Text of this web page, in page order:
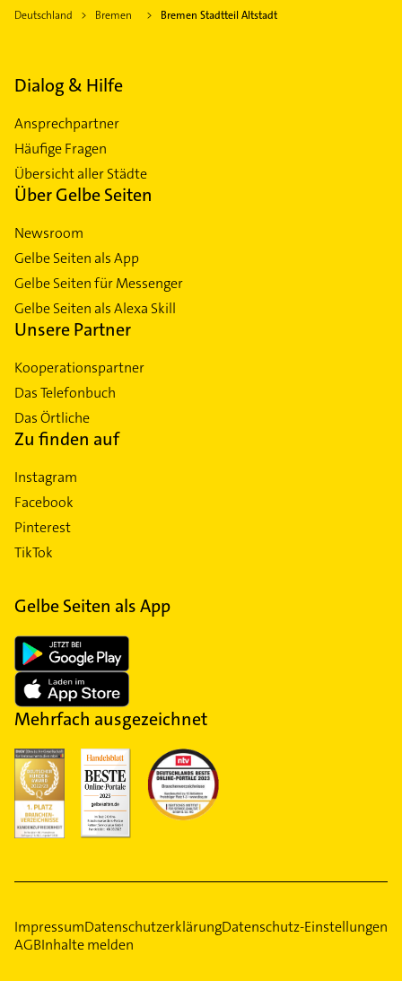
Deutschland Bremen Bremen Stadtteil Altstadt
Dialog & Hilfe
Ansprechpartner
Häufige Fragen
Übersicht aller Städte
Über Gelbe Seiten
Newsroom
Gelbe Seiten als App
Gelbe Seiten für Messenger
Gelbe Seiten als Alexa Skill
Unsere Partner
Kooperationspartner
Das Telefonbuch
Das Örtliche
Zu finden auf
Instagram
Facebook
Pinterest
TikTok
Gelbe Seiten als App
Mehrfach ausgezeichnet
ImpressumDatenschutzerklärungDatenschutz-Einstellungen
AGBInhalte melden